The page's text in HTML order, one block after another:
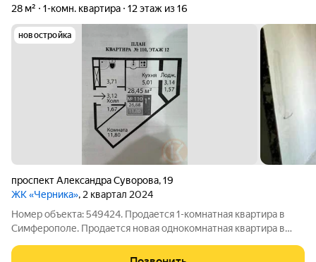
28 м² 1-комн. квартира 12 этаж из 16
новостройка
проспект Александра Суворова,19
ЖК «Черника», 2 квартал 2024
Номер объекта: 549424. Продается 1-комнатная квартира в
Симферополе. Продается новая однокомнатная квартира в
внутренний дворик на первом этаже.Свободная планировка,